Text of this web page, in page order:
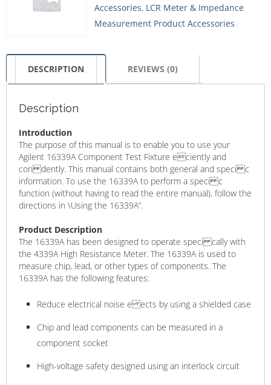
Accessories, LCR Meter & Impedance
Measurement Product Accessories
DESCRIPTION REVIEWS (0)
Description
Introduction
The purpose of this manual is to enable you to use your
Agilent 16339A Component Test Fixture eciently and
con dently. This manual contains both general and speci c
information. To use the 16339A to perform a speci c
function (without having to read the entire manual), follow the
directions in \Using the 16339A”.
Product Description
The 16339A has been designed to operate speci cally with
the 4339A High Resistance Meter. The 16339A is used to
measure chip, lead, or other types of components. The
16339A has the following features:
Reduce electrical noise e ects by using a shielded case
Chip and lead components can be measured in a
component socket
High-voltage safety designed using an interlock circuit